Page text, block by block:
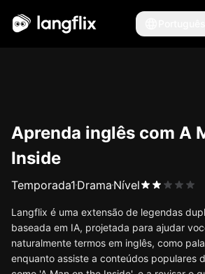
Português
Aprenda inglês com A
Inside
Temporada1 Drama Nível
Langflix é uma extensão de legendas
baseada em IA, projetada para ajudar
naturalmente termos em inglês, como
enquanto assiste a conteúdos populares